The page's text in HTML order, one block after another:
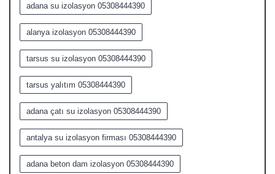
adana su izolasyon 05308444390
alanya izolasyon 05308444390
tarsus su izolasyon 05308444390
tarsus yalıtım 05308444390
adana çatı su izolasyon 05308444390
antalya su izolasyon firması 05308444390
adana beton dam izolasyon 05308444390